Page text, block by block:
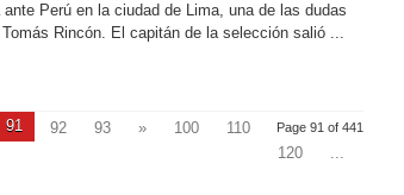
Perú en la ciudad de Lima, una de las dudas
Rincón. El capitán de la selección salió ...
Page 91 of 441
91 92 93 » 100
110
120